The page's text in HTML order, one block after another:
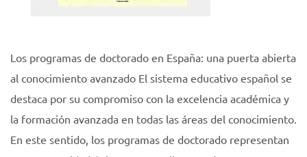
Los programas de doctorado en España: una puerta abierta
al conocimiento avanzado El sistema educativo español se
destaca por su compromiso con la excelencia académica y
la formación avanzada en todas las áreas del conocimiento.
En este sentido, los programas de doctorado representan